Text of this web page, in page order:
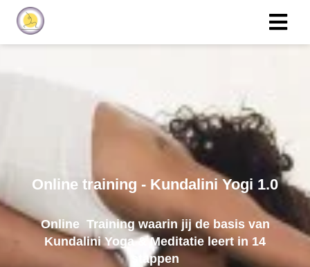
Online training - Kundalini Yogi 1.0
Online Training waarin jij de basis van
Kundalini Yoga & Meditatie leert in 14
stappen